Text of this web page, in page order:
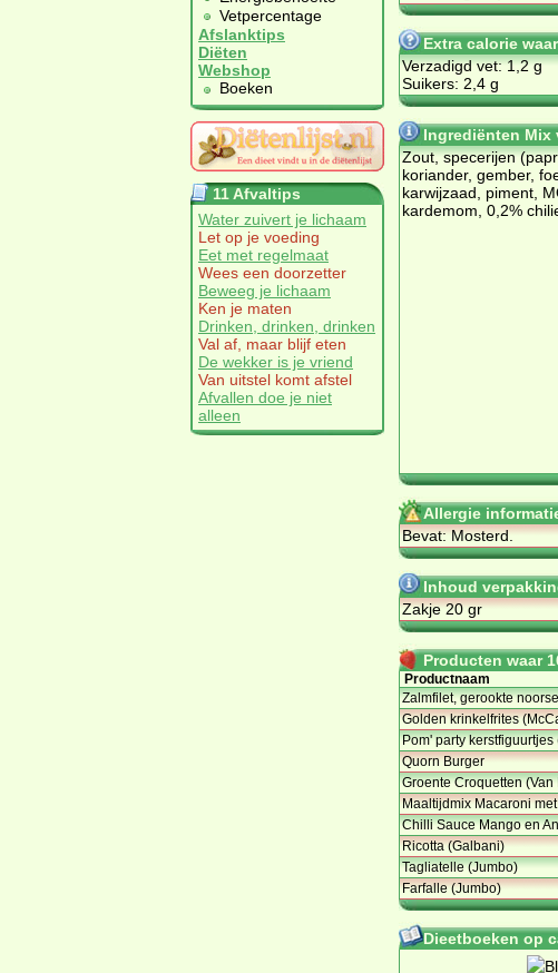
Vetpercentage
Afslanktips
Diëten
Webshop
Boeken
11 Afvaltips
Water zuivert je lichaam
Let op je voeding
Eet met regelmaat
Wees een doorzetter
Beweeg je lichaam
Ken je maten
Drinken, drinken, drinken
Val af, maar blijf eten
De wekker is je vriend
Van uitstel komt afstel
Afvallen doe je niet
alleen
Extra calorie
Verzadigd vet: 1,2 g
Suikers: 2,4 g
Ingrediënten Mix
Zout, specerijen
koriander, gember,
karwijzaad, piment,
kardemom, 0,2%
Allergie
Bevat: Mosterd.
Inhoud
Zakje 20 gr
Producten waar
Productnaam
Zalmfilet, gerookte
Golden krinkelfrites
Pom' party kerstfiguurtjes
Quorn Burger
Groente Croquetten (Van
Maaltijdmix Macaroni
Chilli Sauce Mango en
Ricotta (Galbani)
Tagliatelle (Jumbo)
Farfalle (Jumbo)
Dieetboeken op